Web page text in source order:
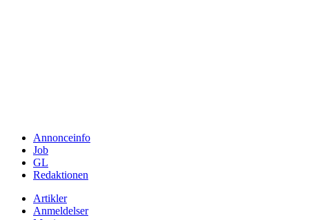
Annonceinfo
Job
GL
Redaktionen
Artikler
Anmeldelser